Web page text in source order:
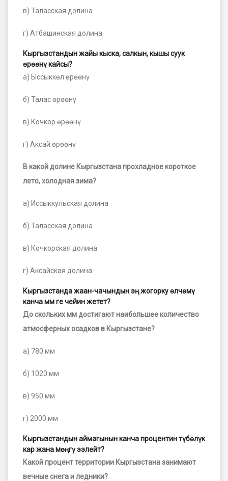
в) Таласская долина
г) Атбашинская долина
Кыргызстандын жайы кыска, салкын, кышы суук
өрөөнү кайсы?
а) Ыссыккөл өрөөнү
б) Талас өрөөнү
в) Кочкор өрөөнү
г) Аксай өрөөнү
В какой долине Кыргызстана прохладное короткое
лето, холодная зима?
а) Иссыккульская долина
б) Таласская долина
в) Кочкорская долина
г) Аксайская долина
Кыргызстанда жаан-чачындын эң жогорку өлчөмү
канча мм ге чейин жетет?
До скольких мм достигают наибольшее количество
атмосферных осадков в Кыргызстане?
а) 780 мм
б) 1020 мм
в) 950 мм
г) 2000 мм
Кыргызстандын аймагынын канча процентин түбөлүк
кар жана мөңгү ээлейт?
Какой процент территории Кыргызстана занимают
вечные снега и ледники?